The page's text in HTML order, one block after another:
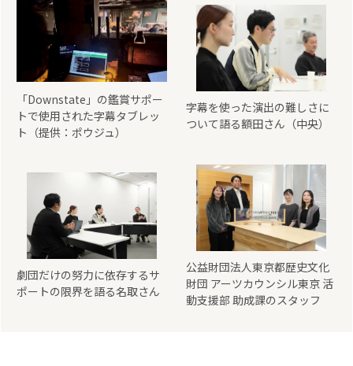
「Downstate」の鑑賞サポー
トで使用された字幕タブレッ
ト（提供：ポウジュ）
字幕を使った演出の難しさに
ついて語る額田さん（中央）
劇団だけの努力に依存するサ
ポートの限界を語る名取さん
公益財団法人東京都歴史文化
財団 アーツカウンシル東京 活
動支援部 助成課のスタッフ